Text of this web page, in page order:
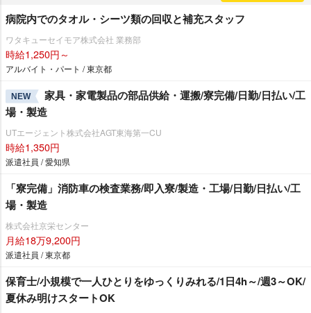
病院内でのタオル・シーツ類の回収と補充スタッフ
ワタキューセイモア株式会社 業務部
時給1,250円～
アルバイト・パート / 東京都
NEW
家具・家電製品の部品供給・運搬/寮完備/日勤/日払い/工
場・製造
UTエージェント株式会社AGT東海第一CU
時給1,350円
派遣社員 / 愛知県
「寮完備」消防車の検査業務/即入寮/製造・工場/日勤/日払い/工
場・製造
株式会社京栄センター
月給18万9,200円
派遣社員 / 東京都
保育士/小規模で一人ひとりをゆっくりみれる/1日4h～/週3～OK/
夏休み明けスタートOK